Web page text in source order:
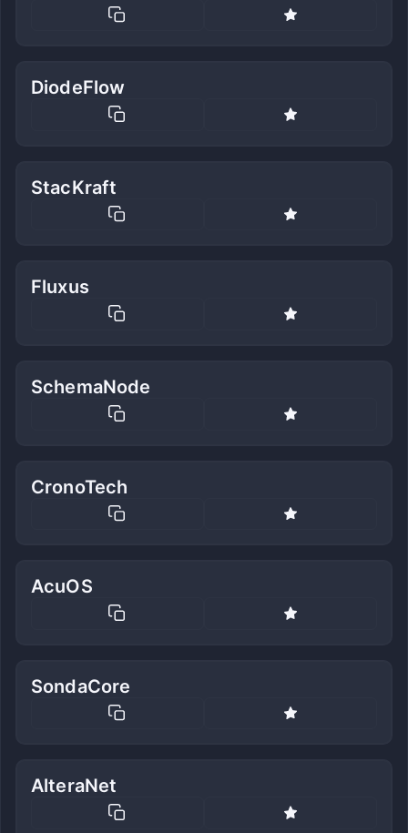
DiodeFlow
StacKraft
Fluxus
SchemaNode
CronoTech
AcuOS
SondaCore
AlteraNet